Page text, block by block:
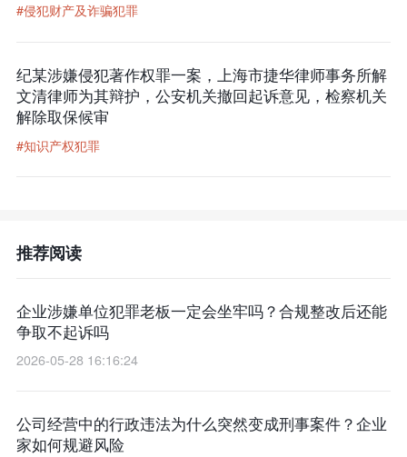
#侵犯财产及诈骗犯罪
纪某涉嫌侵犯著作权罪一案，上海市捷华律师事务所解
文清律师为其辩护，公安机关撤回起诉意见，检察机关
解除取保候审
#知识产权犯罪
推荐阅读
企业涉嫌单位犯罪老板一定会坐牢吗？合规整改后还能
争取不起诉吗
2026-05-28 16:16:24
公司经营中的行政违法为什么突然变成刑事案件？企业
家如何规避风险